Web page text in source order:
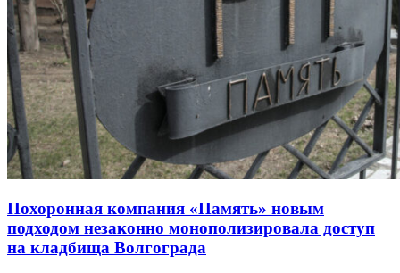
Похоронная компания «Память» новым
подходом незаконно монополизировала доступ
на кладбища Волгограда